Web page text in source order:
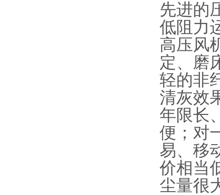
先进的
低阻力
高压风
定、磨
轻的非
清灰效
年限长
便；对
易、移
价相当
尘量很